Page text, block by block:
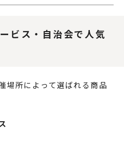
ビス・自治会で人気
場所によって選ばれる商品